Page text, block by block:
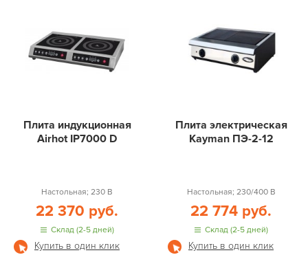
Плита индукционная
Airhot IP7000 D
Настольная; 230 В
22 370 руб.
Склад (2-5 дней)
Купить в один клик
Плита электрическая
Kayman ПЭ-2-12
Настольная; 230/400 В
22 774 руб.
Склад (2-5 дней)
Купить в один клик